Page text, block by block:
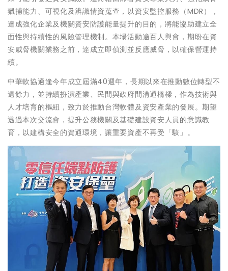
獵捕能力、可視化及辨識情資蒐查，以資安監控服務（MDR），
達成強化企業及機關資安防護能量提升的目的，將能協助建立全
面性與持續性的風險管理機制。本場活動逾百人與會，期盼在資
安威脅機關業務之前，達成立即偵測並反應威脅，以確保營運持
續。
中華軟協適逢今年成立屆滿40週年，長期以來在推動數位轉型不
遺餘力，並持續扮演產業、民間與政府間溝通橋樑，作為技術與
人才培育的樞紐，致力於推動台灣軟體及資安產業的發展。期望
透過本次交流會，提升公務機關及基礎建設資安人員的意識教
育，以建構安全的資通環境，讓重要資產不再受「駭」。